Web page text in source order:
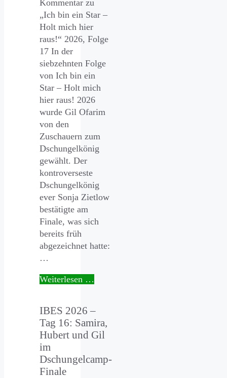
Kommentar zu
„Ich bin ein Star –
Holt mich hier
raus!“ 2026, Folge
17 In der
siebzehnten Folge
von Ich bin ein
Star – Holt mich
hier raus! 2026
wurde Gil Ofarim
von den
Zuschauern zum
Dschungelkönig
gewählt. Der
kontroverseste
Dschungelkönig
ever Sonja Zietlow
bestätigte am
Finale, was sich
bereits früh
abgezeichnet hatte:
…
Weiterlesen …
IBES 2026 –
Tag 16: Samira,
Hubert und Gil
im
Dschungelcamp-
Finale